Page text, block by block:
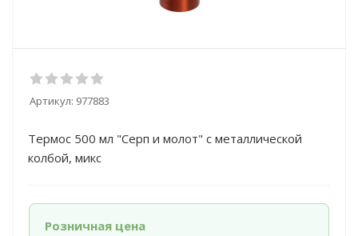
Артикул: 977883
Термос 500 мл "Серп и молот" с металлической
колбой, микс
Розничная цена